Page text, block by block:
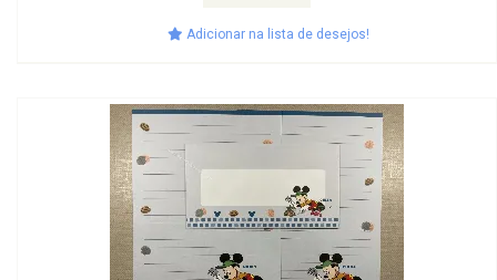
Adicionar na lista de desejos!